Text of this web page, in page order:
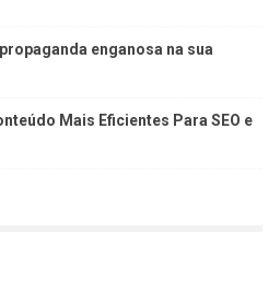
enganosa na sua
Mais Eficientes Para SEO e